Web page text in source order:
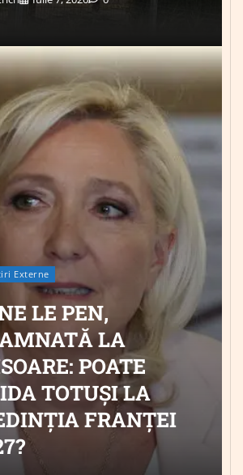
Externe
LE PEN,
LA
POATE
TOTUȘI LA
FRANȚEI